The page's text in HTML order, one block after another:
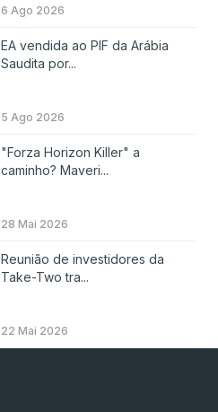
6 Ago 2026
EA vendida ao PIF da Arábia
Saudita por...
5 Ago 2026
"Forza Horizon Killer" a
caminho? Maveri...
28 Mai 2026
Reunião de investidores da
Take-Two tra...
22 Mai 2026